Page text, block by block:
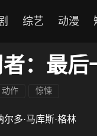
综艺 动漫
：最后
动作 惊悚
尔多·马库斯·格林